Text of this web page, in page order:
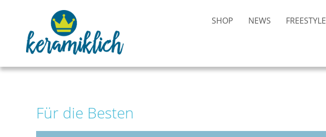
SHOP NEWS FREESTYLE
Für die Besten